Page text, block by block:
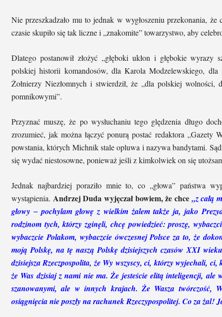
Nie przeszkadzało mu to jednak w wygłoszeniu przekonania,
czasie skupiło się tak liczne i „znakomite” towarzystwo, aby
Dlatego postanowił złożyć „głęboki ukłon i głębokie wyrazy
polskiej historii komandosów, dla Karola Modzelewskiego,
Żołnierzy Niezłomnych i stwierdził, że „dla polskiej wolności,
pomnikowymi”.
Przyznać muszę, że po wysłuchaniu tego ględzenia długo
zrozumieć, jak można łączyć ponurą postać redaktora „Gazety
powstania, których Michnik stale opluwa i nazywa bandytami.
się wydać niestosowne, ponieważ jeśli z kimkolwiek on się
Jednak najbardziej poraziło mnie to, co „głowa” państwa
wystąpienia. Andrzej Duda wyjęczał bowiem, że chce „z całą
głowy ‒ pochylam głowę z wielkim żalem także ja, jako
rodzinom tych, którzy zginęli, chcę powiedzieć: proszę,
wybaczcie Polakom, wybaczcie ówczesnej Polsce za to, że
moją Polskę, na tę naszą Polskę dzisiejszych czasów XXI
dzisiejsza Rzeczpospolita, że Wy wszyscy, ci, którzy wyjechali,
że Was dzisiaj z nami nie ma. Że jesteście elitą inteligencji,
szanowanymi, ale w innych krajach. Że Wasza twórczość,
osiągnięcia nie poszły na rachunek Rzeczypospolitej. Co za żal!